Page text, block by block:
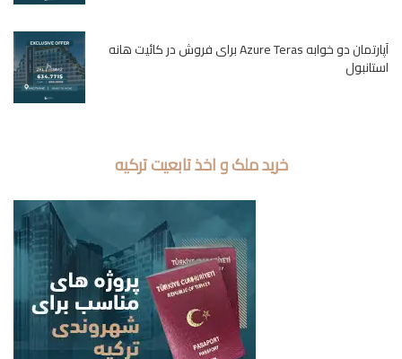
آپارتمان دو خوابه Azure Teras برای فروش در کائیت هانه
استانبول
خرید ملک و اخذ تابعیت ترکیه